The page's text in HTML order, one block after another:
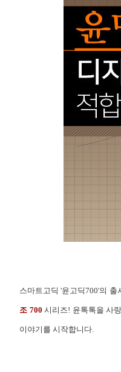
스마트고딕 '윤고딕700'의
조 700 시리즈! 윤톡톡을 사
이야기를 시작합니다.